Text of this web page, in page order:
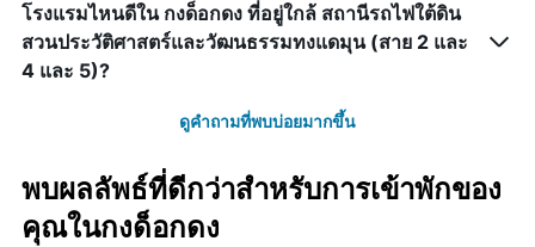
โรงแรมไหนดีใน กงด็อกดง ที่อยู่ใกล้ สถานีรถไฟใต้ดิน
สวนประวัติศาสตร์และวัฒนธรรมทงแดมุน (สาย 2 และ
4 และ 5)?
ดูคำถามที่พบบ่อยมากขึ้น
พบผลลัพธ์ที่ดีกว่าสำหรับการเข้าพักของ
คุณในกงด็อกดง